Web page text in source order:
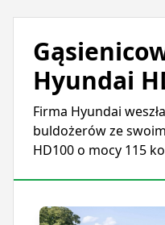
Hyundai
Firma Hyundai
buldożerów ze
HD100 o mocy 115